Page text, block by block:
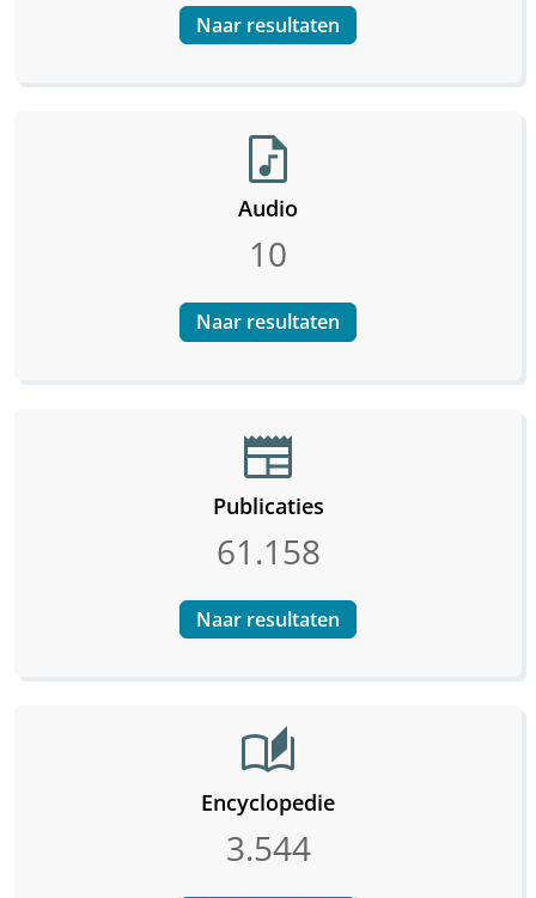
Naar resultaten
audio_file
Audio
10
Naar resultaten
newspaper
Publicaties
61.158
Naar resultaten
auto_stories
Encyclopedie
3.544